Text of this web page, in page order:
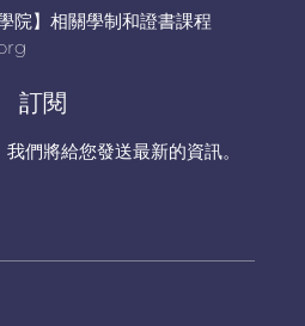
院】相關學制和證書課程
訂閱
們將給您發送最新的資訊。